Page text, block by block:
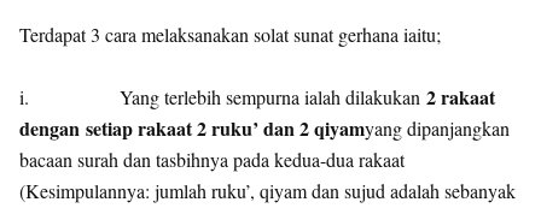
Terdapat 3 cara melaksanakan solat sunat gerhana iaitu;
i. Yang terlebih sempurna ialah dilakukan 2 rakaat
dengan setiap rakaat 2 ruku’ dan 2 qiyamyang dipanjangkan
bacaan surah dan tasbihnya pada kedua-dua rakaat
(Kesimpulannya: jumlah ruku’, qiyam dan sujud adalah sebanyak